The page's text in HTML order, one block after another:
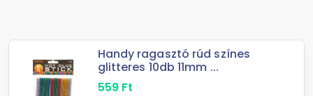
Handy ragasztó rúd színes
glitteres 10db 11mm ...
559 Ft